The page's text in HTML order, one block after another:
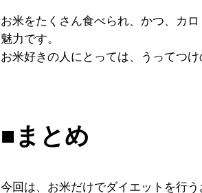
お米をたくさん食べられ、かつ、カ
魅力です。
お米好きの人にとっては、うってつ
■まとめ
今回は、お米だけでダイエットを行